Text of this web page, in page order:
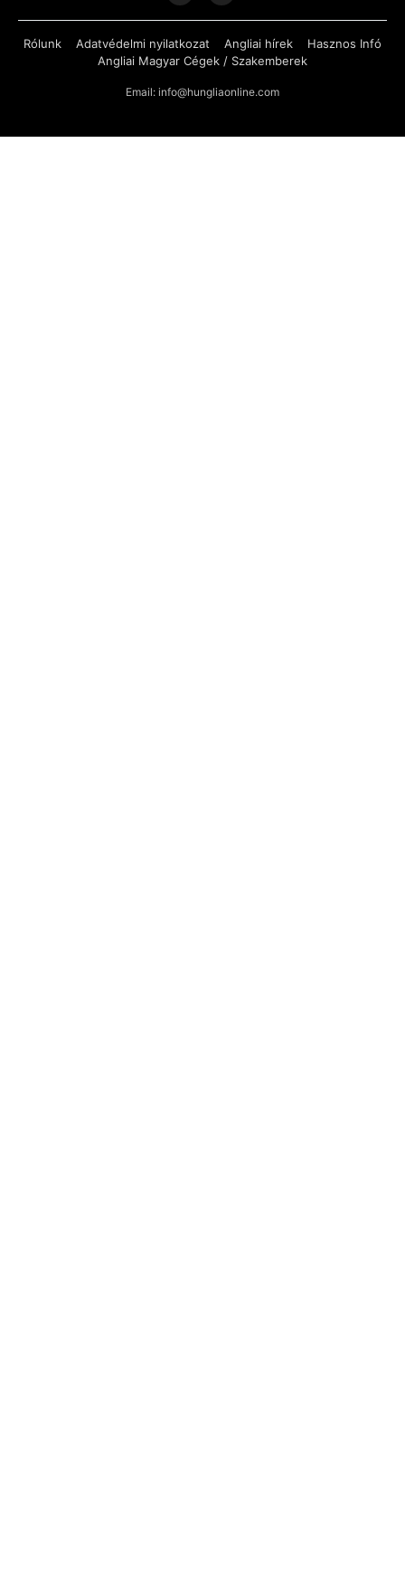
Rólunk Adatvédelmi nyilatkozat Angliai hírek
Hasznos Infó
Angliai Magyar Cégek / Szakemberek
Email: info@hungliaonline.com